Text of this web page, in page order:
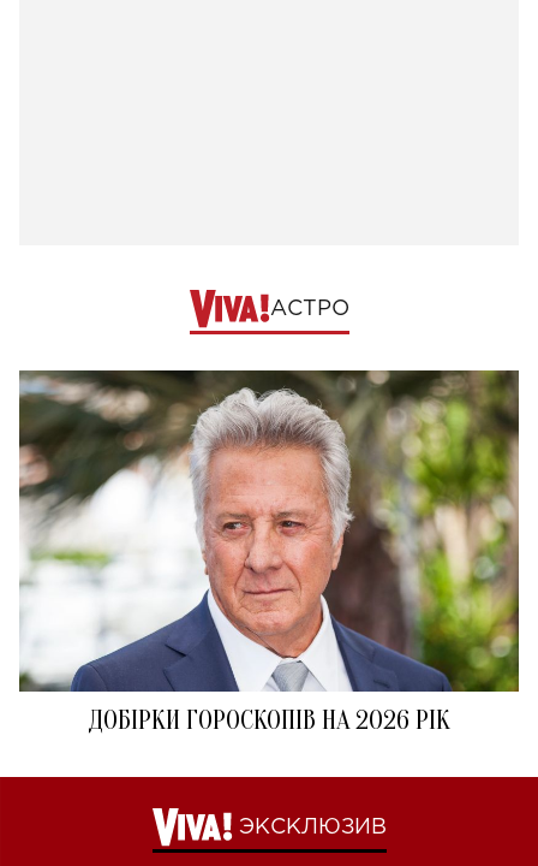
АСТРО
ДОБІРКИ ГОРОСКОПІВ НА 2026 РІК
ЭКСКЛЮЗИВ